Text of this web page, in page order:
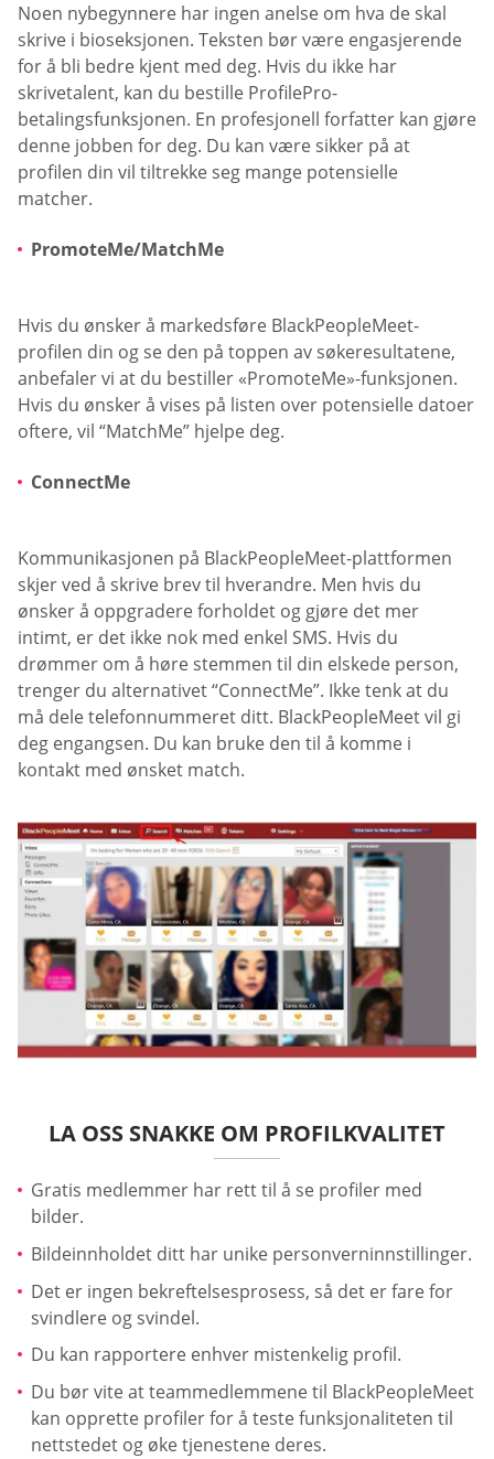
Noen nybegynnere har ingen anelse om hva de skal
skrive i bioseksjonen. Teksten bør være engasjerende
for å bli bedre kjent med deg. Hvis du ikke har
skrivetalent, kan du bestille ProfilePro-
betalingsfunksjonen. En profesjonell forfatter kan gjøre
denne jobben for deg. Du kan være sikker på at
profilen din vil tiltrekke seg mange potensielle
matcher.
PromoteMe/MatchMe
Hvis du ønsker å markedsføre BlackPeopleMeet-
profilen din og se den på toppen av søkeresultatene,
anbefaler vi at du bestiller «PromoteMe»-funksjonen.
Hvis du ønsker å vises på listen over potensielle datoer
oftere, vil “MatchMe” hjelpe deg.
ConnectMe
Kommunikasjonen på BlackPeopleMeet-plattformen
skjer ved å skrive brev til hverandre. Men hvis du
ønsker å oppgradere forholdet og gjøre det mer
intimt, er det ikke nok med enkel SMS. Hvis du
drømmer om å høre stemmen til din elskede person,
trenger du alternativet “ConnectMe”. Ikke tenk at du
må dele telefonnummeret ditt. BlackPeopleMeet vil gi
deg engangsen. Du kan bruke den til å komme i
kontakt med ønsket match.
LA OSS SNAKKE OM PROFILKVALITET
Gratis medlemmer har rett til å se profiler med
bilder.
Bildeinnholdet ditt har unike personverninnstillinger.
Det er ingen bekreftelsesprosess, så det er fare for
svindlere og svindel.
Du kan rapportere enhver mistenkelig profil.
Du bør vite at teammedlemmene til BlackPeopleMeet
kan opprette profiler for å teste funksjonaliteten til
nettstedet og øke tjenestene deres.